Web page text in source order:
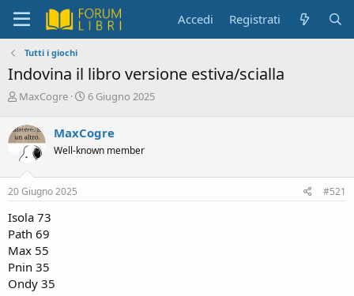
Accedi Registrati
Tutti i giochi
Indovina il libro versione estiva/scialla
C
e
a
t
r
e
i
s
c
u
s
MaxCogre
D
a
d
i
6 Giugno 2025
MaxCogre
Well-known member
20 Giugno 2025 #521
Isola 73
Path 69
Max 55
Pnin 35
Ondy 35